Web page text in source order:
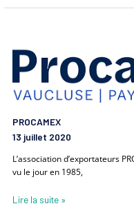
PROCAMEX
13 juillet 2020
L’association d’exportateurs
vu le jour en 1985,
Lire la suite »